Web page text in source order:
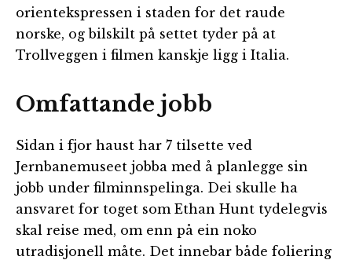
orientekspressen i staden for det raude
norske, og bilskilt på settet tyder på at
Trollveggen i filmen kanskje ligg i Italia.
Omfattande jobb
Sidan i fjor haust har 7 tilsette ved
Jernbanemuseet jobba med å planlegge sin
jobb under filminnspelinga. Dei skulle ha
ansvaret for toget som Ethan Hunt tydelegvis
skal reise med, om enn på ein noko
utradisjonell måte. Det innebar både foliering